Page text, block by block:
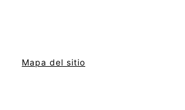
Mapa del sitio